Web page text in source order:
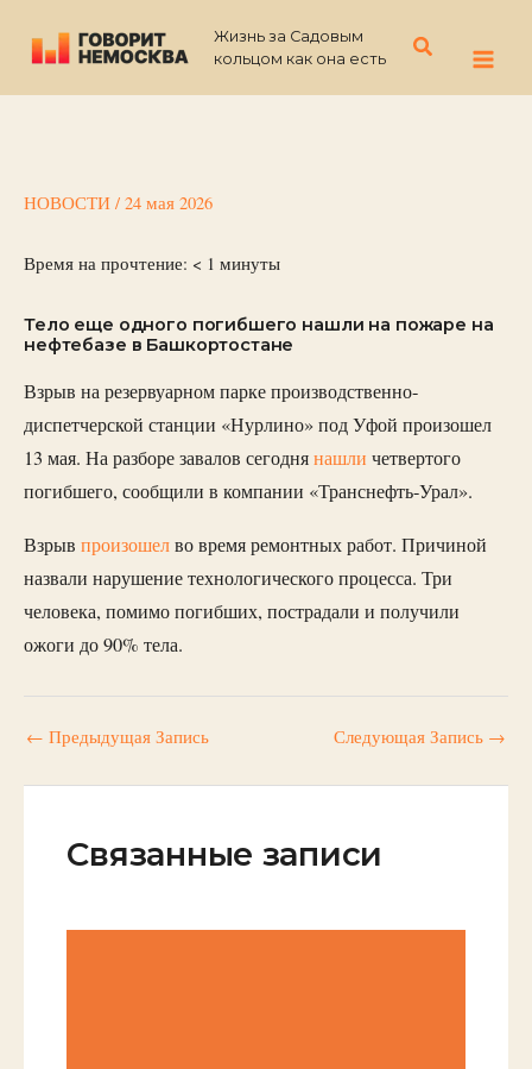
содержимому
Жизнь за Садовым
кольцом как она есть
Поиск
НОВОСТИ / 24 мая 2026
Время на прочтение: < 1 минуты
Тело еще одного погибшего нашли на пожаре на
нефтебазе в Башкортостане
Взрыв на резервуарном парке производственно-
диспетчерской станции «Нурлино» под Уфой произошел
13 мая. На разборе завалов сегоднянашли четвертого
погибшего, сообщили в компании «Транснефть-Урал».
Взрыв произошелво время ремонтных работ. Причиной
назвали нарушение технологического процесса. Три
человека, помимо погибших, пострадали и получили
ожоги до 90% тела.
← Предыдущая Запись Следующая Запись →
Связанные записи